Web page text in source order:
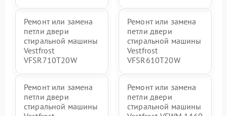
Ремонт или замена
петли двери
стиральной машины
Vestfrost
VFSR710T20W
Ремонт или замена
петли двери
стиральной машины
Vestfrost
VFSR610T20W
Ремонт или замена
петли двери
стиральной машины
Ремонт или замена
петли двери
стиральной машины